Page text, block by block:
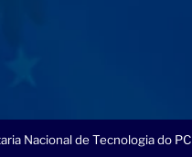
Nacional de Tecnologia do PC